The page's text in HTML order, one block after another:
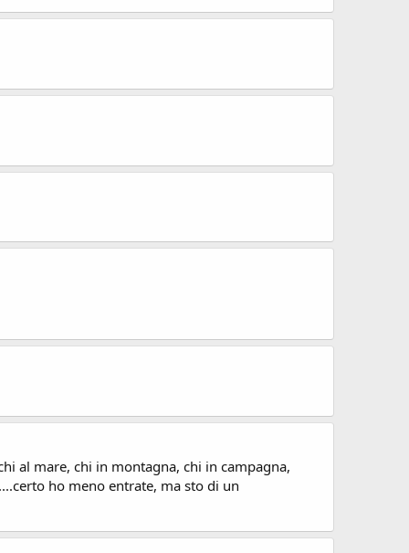
al mare, chi in montagna, chi in campagna,
ho meno entrate, ma sto di un